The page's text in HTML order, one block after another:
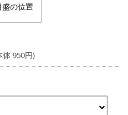
盛の位置
体 950円)